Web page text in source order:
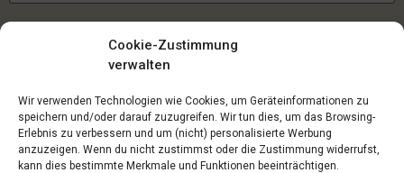
Cookie-Zustimmung
verwalten
Wir verwenden Technologien wie Cookies, um Geräteinformationen zu
speichern und/oder darauf zuzugreifen. Wir tun dies, um das Browsing-
Erlebnis zu verbessern und um (nicht) personalisierte Werbung
anzuzeigen. Wenn du nicht zustimmst oder die Zustimmung widerrufst,
kann dies bestimmte Merkmale und Funktionen beeinträchtigen.
E-Mail-Adresse
Website